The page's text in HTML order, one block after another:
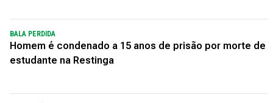
BALA PERDIDA
Homem é condenado a 15 anos de prisão por morte de
estudante na Restinga